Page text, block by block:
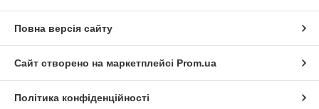
Повна версія сайту
Сайт створено на маркетплейсі Prom.ua
Політика конфіденційності